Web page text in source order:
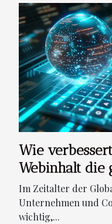
Wie
Webinhalt die
Im Zeitalter der
Unternehmen und
wichtig,...